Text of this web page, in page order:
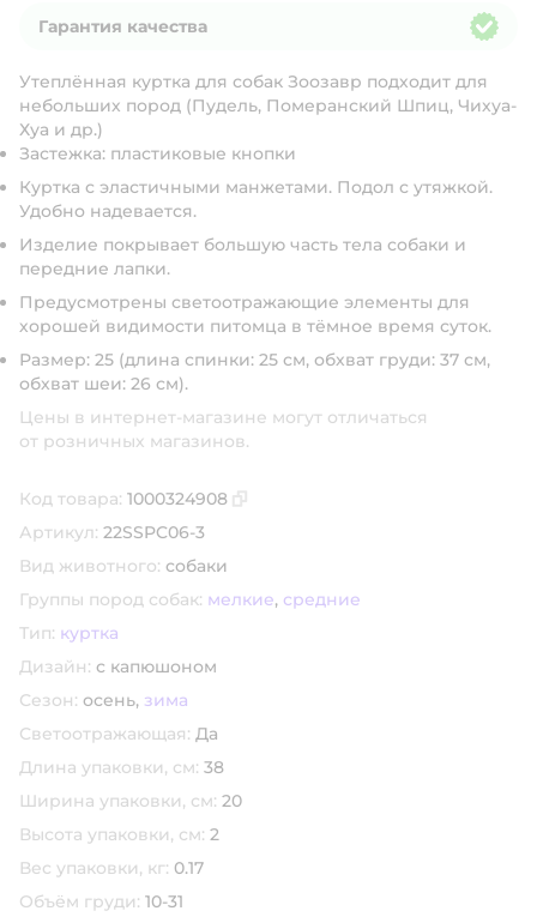
Гарантия качества
Утеплённая куртка для собак Зоозавр подходит для
небольших пород (Пудель, Померанский Шпиц, Чихуа-
Хуа и др.)
Застежка: пластиковые кнопки
Куртка с эластичными манжетами. Подол с утяжкой.
Удобно надевается.
Изделие покрывает большую часть тела собаки и
передние лапки.
Предусмотрены светоотражающие элементы для
хорошей видимости питомца в тёмное время суток.
Размер: 25 (длина спинки: 25 см, обхват груди: 37 см,
обхват шеи: 26 см).
Цены в интернет-магазине могут отличаться
от розничных магазинов.
Код товара: 1000324908
Артикул: 22SSPC06-3
Вид животного: собаки
Группы пород собак: мелкие, средние
Тип: куртка
Дизайн: с капюшоном
Сезон: осень, зима
Светоотражающая: Да
Длина упаковки, см: 38
Ширина упаковки, см: 20
Высота упаковки, см: 2
Вес упаковки, кг: 0.17
Объём груди: 10-31